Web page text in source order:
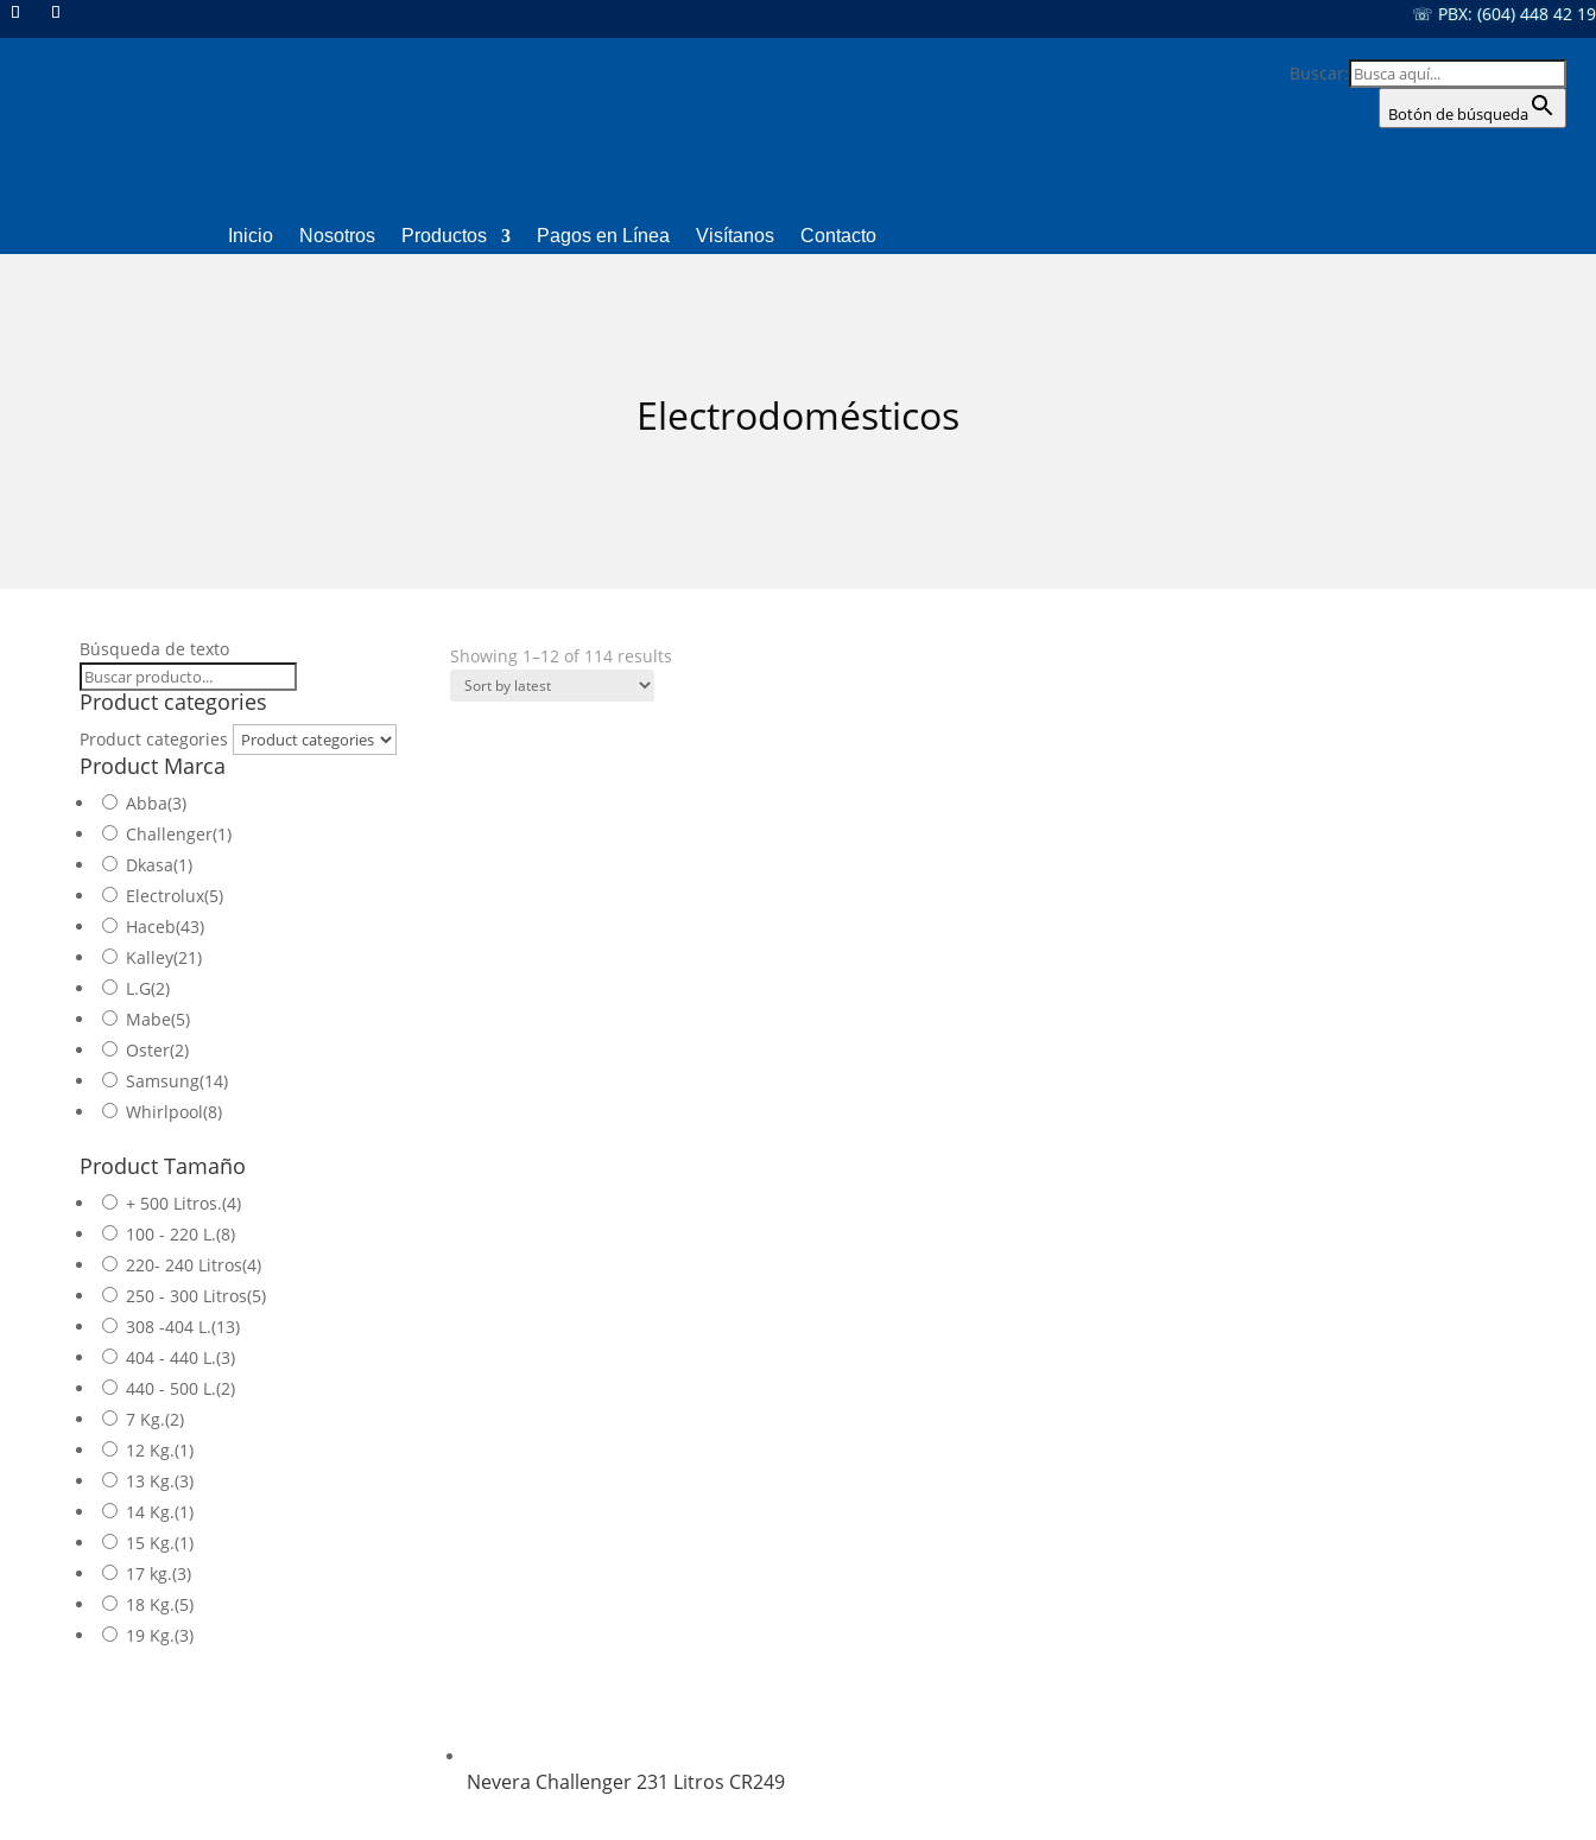
☏ PBX: (604) 448 42 19
Inicio Nosotros Productos Pagos en Línea Visítanos Contacto
Buscar:
Botón de búsqueda
Electrodomésticos
Búsqueda de texto
Product categories
Product categories
Product Marca
Abba(3)
Challenger(1)
Dkasa(1)
Electrolux(5)
Haceb(43)
Kalley(21)
L.G(2)
Mabe(5)
Oster(2)
Samsung(14)
Whirlpool(8)
Product Tamaño
+ 500 Litros.(4)
100 - 220 L.(8)
220- 240 Litros(4)
250 - 300 Litros(5)
308 -404 L.(13)
404 - 440 L.(3)
440 - 500 L.(2)
7 Kg.(2)
12 Kg.(1)
13 Kg.(3)
14 Kg.(1)
15 Kg.(1)
17 kg.(3)
18 Kg.(5)
19 Kg.(3)
Showing 1–12 of 114 results
Nevera Challenger 231 Litros CR249